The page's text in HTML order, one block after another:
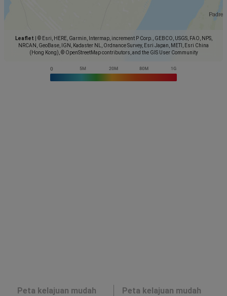
Leaflet
© Esri, HERE, Garmin, Intermap, increment P Corp., GEBCO, USGS, FAO, NPS,
NRCAN, GeoBase, IGN, Kadaster NL, Ordnance Survey, Esri Japan, METI, Esri China
(Hong Kong), © OpenStreetMap contributors, and the GIS User Community
Peta kelajuan mudah
Peta kelajuan mudah